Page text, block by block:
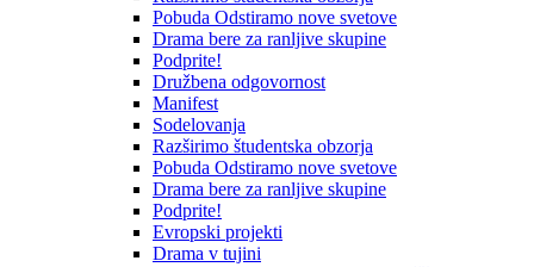
Pobuda Odstiramo nove svetove
Drama bere za ranljive skupine
Podprite!
Družbena odgovornost
Manifest
Sodelovanja
Razširimo študentska obzorja
Pobuda Odstiramo nove svetove
Drama bere za ranljive skupine
Podprite!
Evropski projekti
Drama v tujini